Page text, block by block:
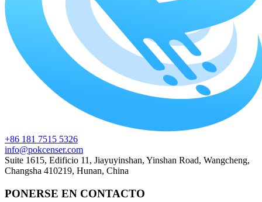
+86 181 7515 5326
info@pokcenser.com
Suite 1615, Edificio 11, Jiayuyinshan, Yinshan Road, Wangcheng,
Changsha 410219, Hunan, China
PONERSE EN CONTACTO